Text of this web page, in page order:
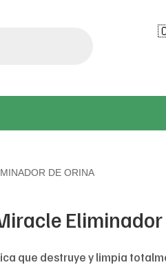
DE ORINA
que destruye y limpia